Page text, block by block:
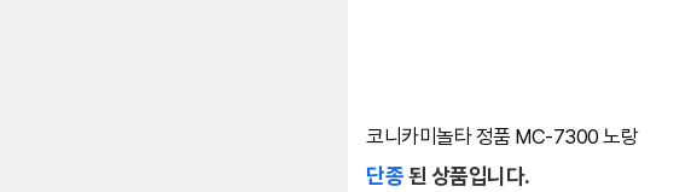
코니카미놀타 정품 MC-7300 노랑
단종된 상품입니다.